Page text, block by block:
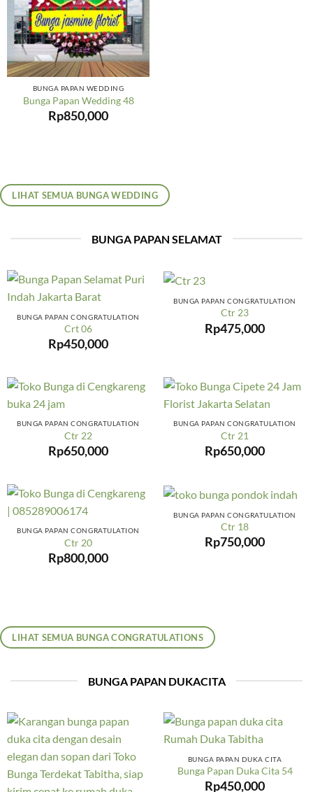
BUNGA PAPAN WEDDING
Bunga Papan Wedding 48
Rp850,000
LIHAT SEMUA BUNGA WEDDING
BUNGA PAPAN SELAMAT
BUNGA PAPAN CONGRATULATION
Crt 06
Rp450,000
BUNGA PAPAN CONGRATULATION
Ctr 23
Rp475,000
BUNGA PAPAN CONGRATULATION
Ctr 22
Rp650,000
BUNGA PAPAN CONGRATULATION
Ctr 21
Rp650,000
BUNGA PAPAN CONGRATULATION
Ctr 20
Rp800,000
BUNGA PAPAN CONGRATULATION
Ctr 18
Rp750,000
LIHAT SEMUA BUNGA CONGRATULATIONS
BUNGA PAPAN DUKACITA
BUNGA PAPAN DUKA CITA
Bunga Papan Duka Cita 54
Rp450,000